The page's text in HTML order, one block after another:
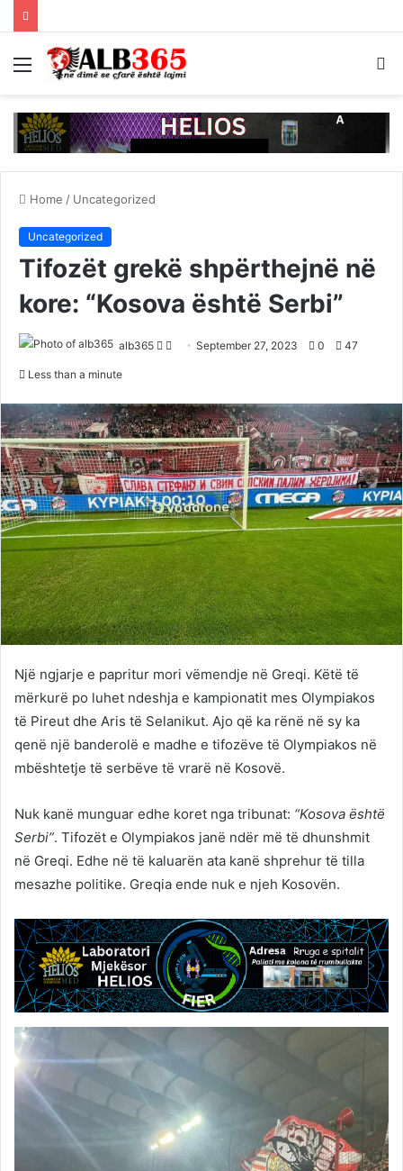
Menu
Home / Uncategorized
Uncategorized
Tifozët grekë shpërthejnë në
kore: “Kosova është Serbi”
alb365
Follow
Send September 27, 2023 0 47
Less than a minute
Një ngjarje e papritur mori vëmendje në Greqi. Këtë të
mërkurë po luhet ndeshja e kampionatit mes Olympiakos
të Pireut dhe Aris të Selanikut. Ajo që ka rënë në sy ka
qenë një banderolë e madhe e tifozëve të Olympiakos në
mbështetje të serbëve të vrarë në Kosovë.
Nuk kanë munguar edhe koret nga tribunat: “Kosova është
Serbi”. Tifozët e Olympiakos janë ndër më të dhunshmit
në Greqi. Edhe në të kaluarën ata kanë shprehur të tilla
mesazhe politike. Greqia ende nuk e njeh Kosovën.